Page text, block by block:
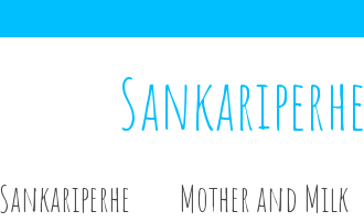
Sankariperhe
Sankariperhe Mother and Milk